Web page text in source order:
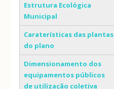
Estrutura Ecológica
Municipal
Caraterísticas das plantas
do plano
Dimensionamento dos
equipamentos públicos
de utilização coletiva